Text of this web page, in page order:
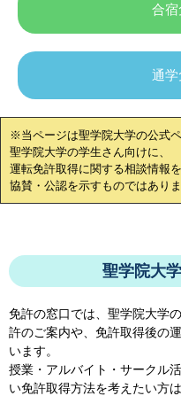
合宿
通学
※当ページは聖学院大学の公式
聖学院大学の学生さん向けに、
運転免許取得に関する相談情報
協賛・公認を示すものではありま
聖学院大
免許の窓口では、 聖学院大学
許のご案内や、免許取得後の
います。
授業・アルバイト・サークル
い免許取得方法を考えたい方